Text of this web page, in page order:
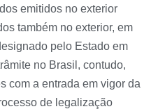
emitidos no exterior
também no exterior, em
pelo Estado em
no Brasil, contudo,
com a entrada em vigor da
de legalização